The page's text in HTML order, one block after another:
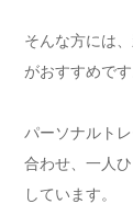
そんな方には
がおすすめです
パーソナルト
合わせ、一人
しています。